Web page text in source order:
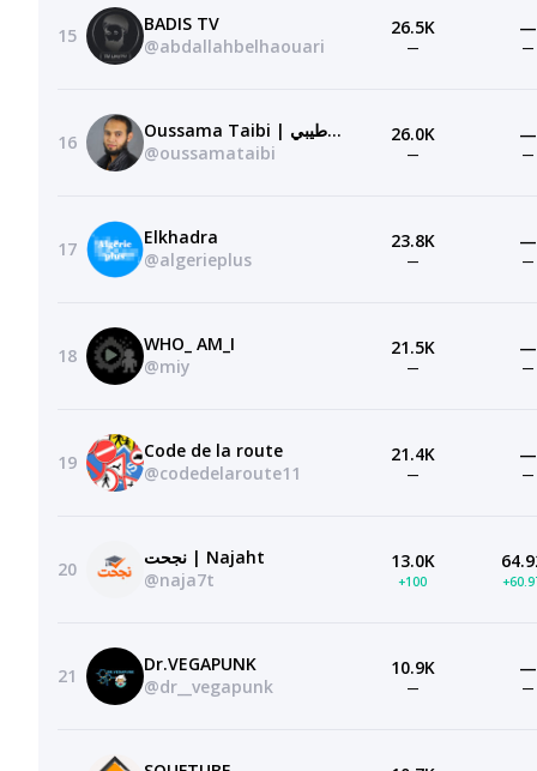
15
BADIS TV
@abdallahbelhaouari
26.5K
—
—
—
16
Oussama Taibi | أسامة طيبي
@oussamataibi
26.0K
—
—
—
17
Elkhadra
@algerieplus
23.8K
—
—
—
18
WHO_ AM_I
@miy
21.5K
—
—
—
19
Code de la route
@codedelaroute11
21.4K
—
—
—
20
نجحت | Najaht
@naja7t
13.0K
+100
21
Dr.VEGAPUNK
@dr__vegapunk
10.9K
—
—
—